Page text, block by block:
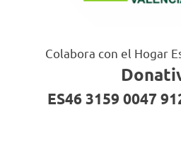
Colabora con el Hogar
ES46 3159 0047